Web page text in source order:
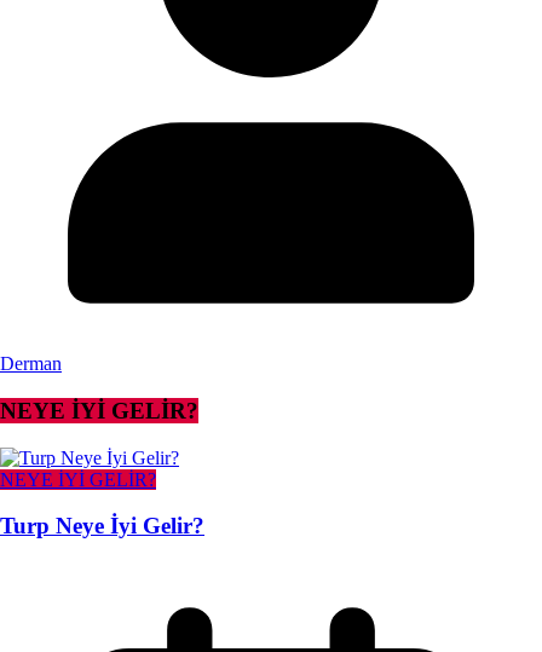
Derman
NEYE İYİ GELİR?
NEYE İYİ GELİR?
Turp Neye İyi Gelir?